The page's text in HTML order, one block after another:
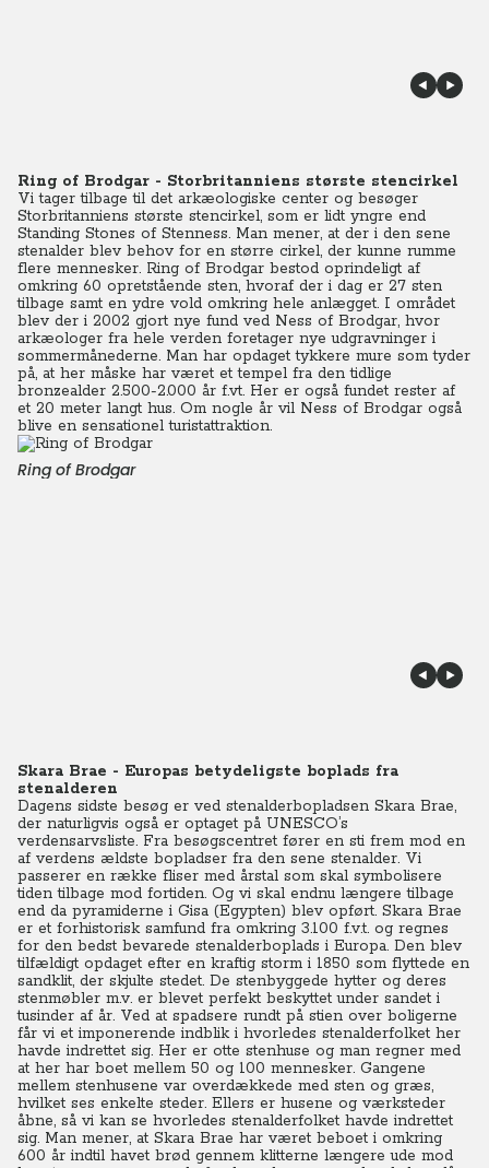
Ring of Brodgar - Storbritanniens største stencirkel
Vi tager tilbage til det arkæologiske center og besøger
Storbritanniens største stencirkel, som er lidt yngre end
Standing Stones of Stenness. Man mener, at der i den sene
stenalder blev behov for en større cirkel, der kunne rumme
flere mennesker. Ring of Brodgar bestod oprindeligt af
omkring 60 opretstående sten, hvoraf der i dag er 27 sten
tilbage samt en ydre vold omkring hele anlægget. I området
blev der i 2002 gjort nye fund ved Ness of Brodgar, hvor
arkæologer fra hele verden foretager nye udgravninger i
sommermånederne. Man har opdaget tykkere mure som tyder
på, at her måske har været et tempel fra den tidlige
bronzealder 2.500-2.000 år f.vt. Her er også fundet rester af
et 20 meter langt hus. Om nogle år vil Ness of Brodgar også
blive en sensationel turistattraktion.
Ring of Brodgar
Skara Brae - Europas betydeligste boplads fra
stenalderen
Dagens sidste besøg er ved stenalderbopladsen Skara Brae,
der naturligvis også er optaget på UNESCO’s
verdensarvsliste. Fra besøgscentret fører en sti frem mod en
af verdens ældste bopladser fra den sene stenalder. Vi
passerer en række fliser med årstal som skal symbolisere
tiden tilbage mod fortiden. Og vi skal endnu længere tilbage
end da pyramiderne i Gisa (Egypten) blev opført. Skara Brae
er et forhistorisk samfund fra omkring 3.100 f.v.t. og regnes
for den bedst bevarede stenalderboplads i Europa. Den blev
tilfældigt opdaget efter en kraftig storm i 1850 som flyttede en
sandklit, der skjulte stedet. De stenbyggede hytter og deres
stenmøbler m.v. er blevet perfekt beskyttet under sandet i
tusinder af år. Ved at spadsere rundt på stien over boligerne
får vi et imponerende indblik i hvorledes stenalderfolket her
havde indrettet sig. Her er otte stenhuse og man regner med
at her har boet mellem 50 og 100 mennesker. Gangene
mellem stenhusene var overdækkede med sten og græs,
hvilket ses enkelte steder. Ellers er husene og værksteder
åbne, så vi kan se hvorledes stenalderfolket havde indrettet
sig. Man mener, at Skara Brae har været beboet i omkring
600 år indtil havet brød gennem klitterne længere ude mod